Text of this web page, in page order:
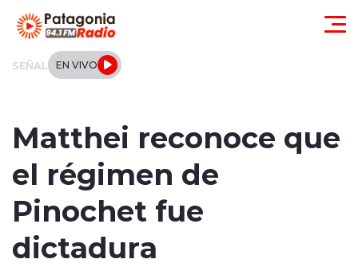
SEÑAL EN VIVO
Local
Tendencias
Matthei reconoce que
el régimen de
Pinochet fue
dictadura